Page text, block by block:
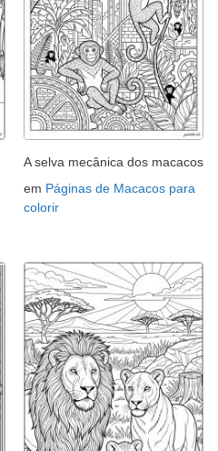
A selva mecânica dos macacos
em Páginas de Macacos para
colorir